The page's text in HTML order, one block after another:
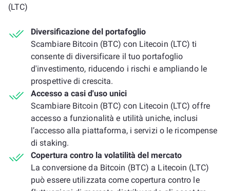
(LTC)
Diversificazione del portafoglio
Scambiare Bitcoin (BTC) con Litecoin (LTC) ti
consente di diversificare il tuo portafoglio
d'investimento, riducendo i rischi e ampliando le
prospettive di crescita.
Accesso a casi d'uso unici
Scambiare Bitcoin (BTC) con Litecoin (LTC) offre
accesso a funzionalità e utilità uniche, inclusi
l’accesso alla piattaforma, i servizi o le ricompense
di staking.
Copertura contro la volatilità del mercato
La conversione da Bitcoin (BTC) a Litecoin (LTC)
può essere utilizzata come copertura contro le